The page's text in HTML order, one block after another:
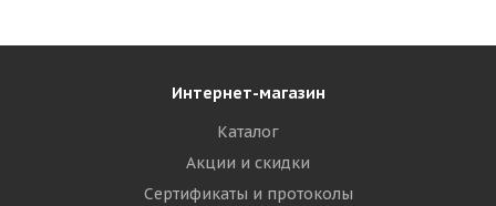
Интернет-магазин
Каталог
Акции и скидки
Сертификаты и протоколы